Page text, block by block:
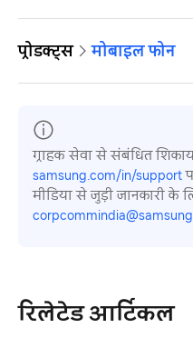
प्रोडक्ट्स मोबाइल फोन
ग्राहक सेवा से संबंधित
samsung.com/in/support
मीडिया से जुड़ी जानकारी के
रिलेटेड आर्टिकल